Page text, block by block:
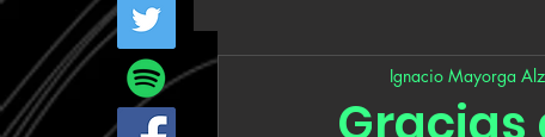
Especiales
Ignacio Mayorga